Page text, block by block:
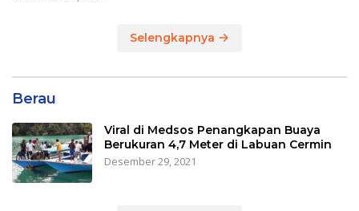
Selengkapnya
Berau
Viral di Medsos Penangkapan Buaya
Berukuran 4,7 Meter di Labuan Cermin
Desember 29, 2021